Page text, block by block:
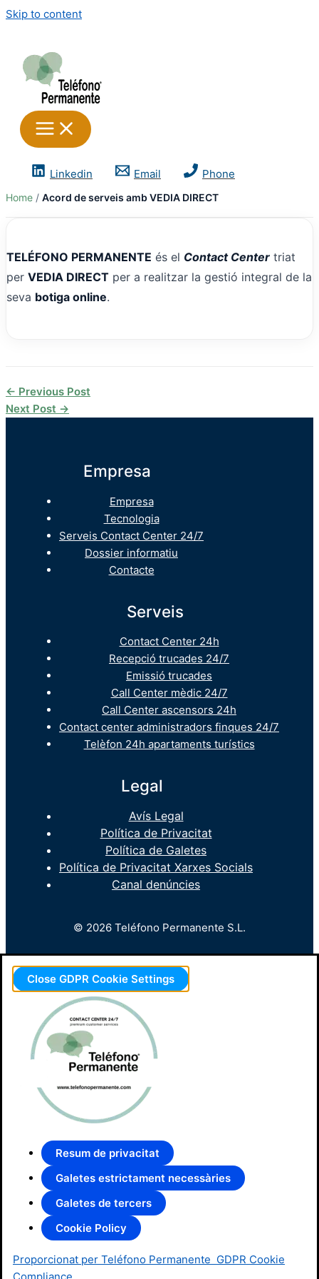
Skip to content
Linkedin Email Phone
Home Acord de serveis amb VEDIA DIRECT
TELÉFONO PERMANENTE és el Contact Center triat
per VEDIA DIRECT per a realitzar la gestió integral de la
seva botiga online.
← Previous Post
Next Post →
Empresa
Empresa
Tecnologia
Serveis Contact Center 24/7
Dossier informatiu
Contacte
Serveis
Contact Center 24h
Recepció trucades 24/7
Emissió trucades
Call Center mèdic 24/7
Call Center ascensors 24h
Contact center administradors finques 24/7
Telèfon 24h apartaments turístics
Legal
Avís Legal
Política de Privacitat
Política de Galetes
Política de Privacitat Xarxes Socials
Canal denúncies
© 2026 Teléfono Permanente S.L.
Close GDPR Cookie Settings
Resum de privacitat
Galetes estrictament necessàries
Galetes de tercers
Cookie Policy
Proporcionat per Teléfono Permanente GDPR Cookie